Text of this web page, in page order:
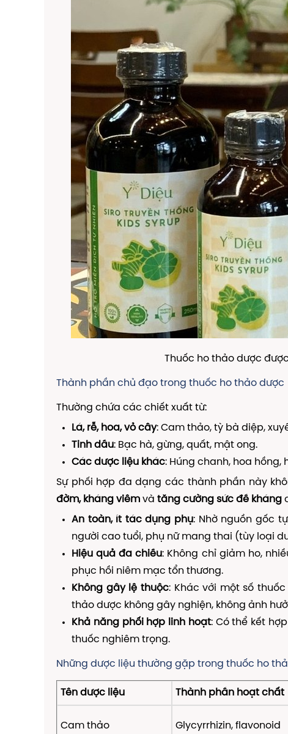
Thuốc ho thảo dược
Thành phần chủ đạo trong thuốc ho thảo dược
Thường chứa các chiết xuất từ:
Lá, rễ, hoa, vỏ cây: Cam thảo, tỳ bà diệp,
Tinh dầu: Bạc hà, gừng, quất, mật ong.
Các dược liệu khác: Húng chanh, hoa hồng,
Sự phối hợp đa dạng các thành phần này
đờm, kháng viêm và tăng cường sức đề kháng
An toàn, ít tác dụng phụ: Nhờ nguồn gốc
người cao tuổi, phụ nữ mang thai (tùy loại
Hiệu quả đa chiều: Không chỉ giảm ho,
phục hồi niêm mạc tổn thương.
Không gây lệ thuộc: Khác với một số
thảo dược không gây nghiện, không ảnh
Khả năng phối hợp linh hoạt: Có thể kết
thuốc nghiêm trọng.
Những dược liệu thường gặp trong thuốc ho
Tên dược liệu Thành phần hoạt chất
Cam thảo Glycyrrhizin, flavonoid